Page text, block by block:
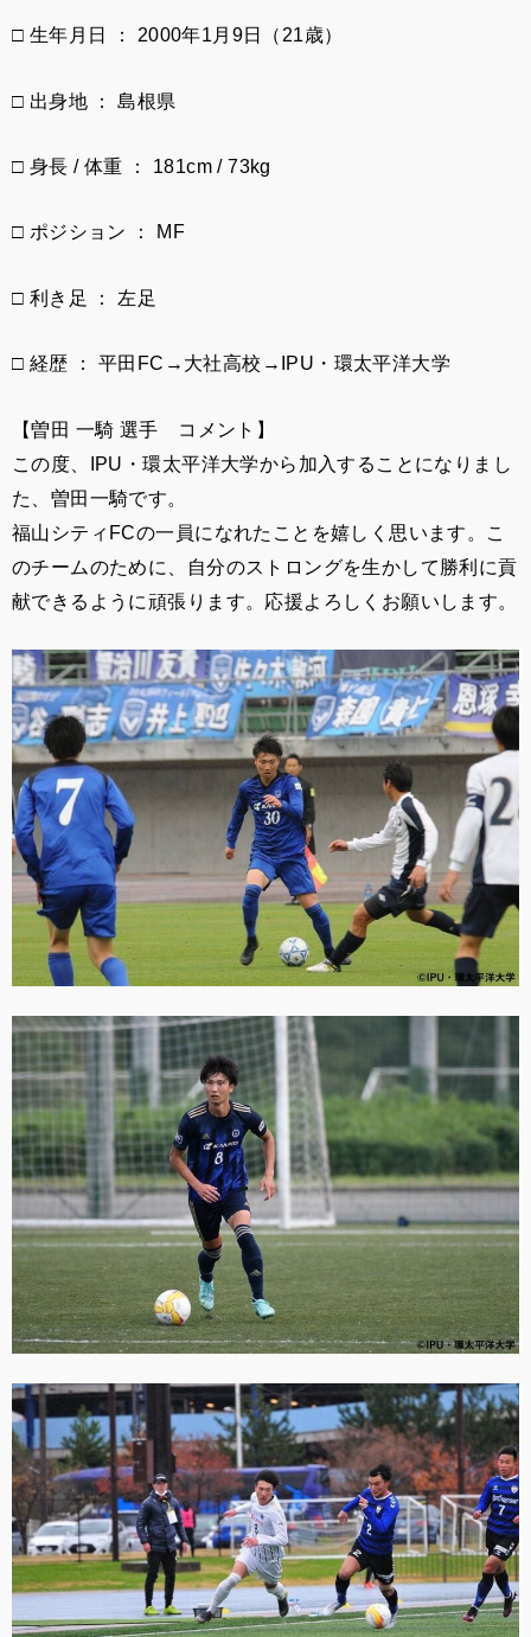
□ 生年月日 ： 2000年1月9日（21歳）
□ 出身地 ： 島根県
□ 身長 / 体重 ： 181cm / 73kg
□ ポジション ： MF
□ 利き足 ： 左足
□ 経歴 ： 平田FC→大社高校→IPU・環太平洋大学
【曽田 一騎 選手 コメント】
この度、IPU・環太平洋大学から加入することになりまし
た、曽田一騎です。
福山シティFCの一員になれたことを嬉しく思います。こ
のチームのために、自分のストロングを生かして勝利に貢
献できるように頑張ります。応援よろしくお願いします。